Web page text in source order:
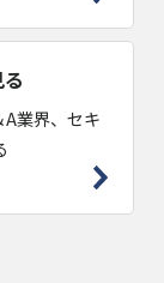
業界、セキ